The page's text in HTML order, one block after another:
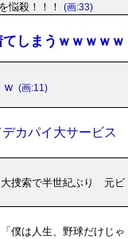
悩殺！！！
(画:33)
しまうｗｗｗｗｗ
(画:11)
カパイ大サービス
捜索で半世紀ぶり 元ビ
僕は人生、野球だけじゃ